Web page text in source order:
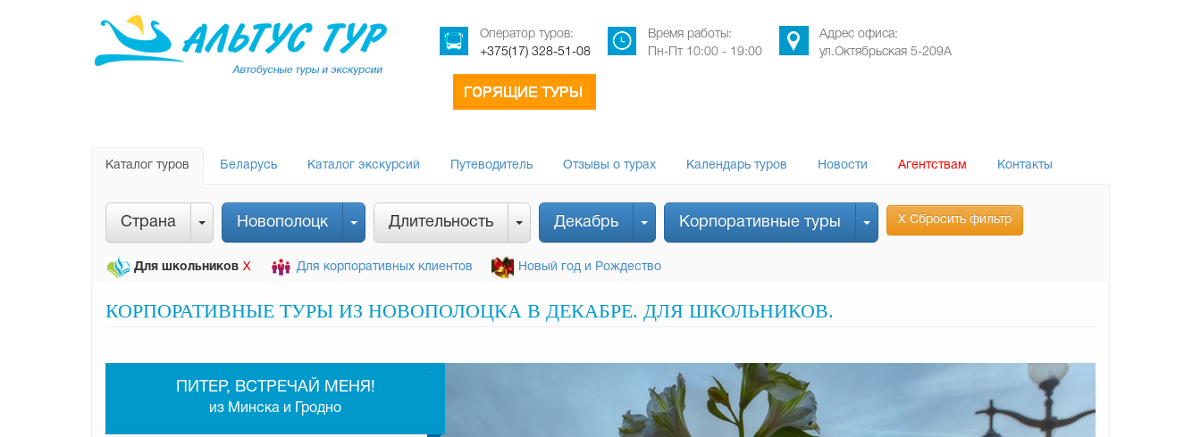
Оператор туров:
+375(17) 328-51-08
Время работы:
Пн-Пт 10:00 - 19:00
Адрес офиса:
ул.Октябрьская 5-209А
Каталог туров Беларусь Каталог экскурсий Путеводитель Отзывы о турах Календарь туров Новости Агентствам Контакты
Страна Новополоцк Длительность Декабрь Корпоративные туры Х Сбросить фильтр
Для школьников Х Для корпоративных клиентов Новый год и Рождество
КОРПОРАТИВНЫЕ ТУРЫ ИЗ НОВОПОЛОЦКА В ДЕКАБРЕ. ДЛЯ ШКОЛЬНИКОВ.
ПИТЕР, ВСТРЕЧАЙ МЕНЯ!
из Минска и Гродно
-